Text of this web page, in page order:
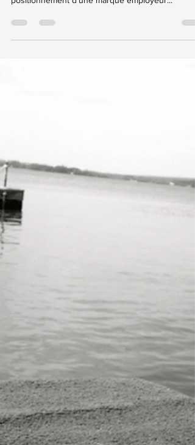
comportements de ses managers. Les énoncés
positionnement d’une marque employeur...